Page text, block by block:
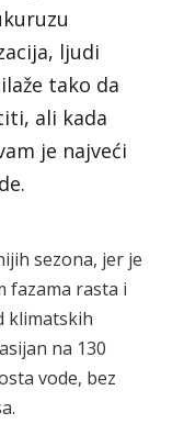
ljudi
tako da
ali kada
je najveći
sezona, jer je
fazama rasta i
klimatskih
na 130
vode, bez